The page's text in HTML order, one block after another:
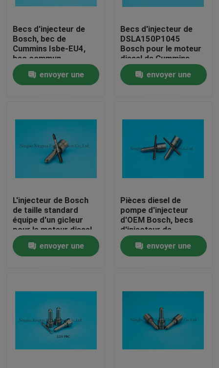
Aperçu
A propos de nous
Visite d'usine
Contrôle de la qualité
Contact
becs communs d'injecteur de rail
Becs d'injecteur de Bosch
Becs d'injecteur de
Bosch, bec de
Cummins Isbe-EU4,
bec commun
DLLA143P2155,
0433172155,
0445120161 de rail
envoyer une
Becs d'injecteur de
DSLA150P1045
Bosch pour le moteur
diesel de Cummins
envoyer une
L'injecteur de Bosch
de taille standard
équipe d'un gicleur
pour le moteur diesel
DSLA150P800
envoyer une
Pièces diesel de
pompe d'injecteur
d'OEM Bosch, becs
d'injecteur de
DSLA150P1045
Duramaxenvoyer une